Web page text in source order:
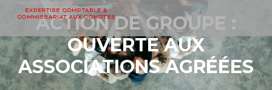
contenu
ACTION DE GROUPE :
OUVERTE AUX
ASSOCIATIONS AGRÉÉES